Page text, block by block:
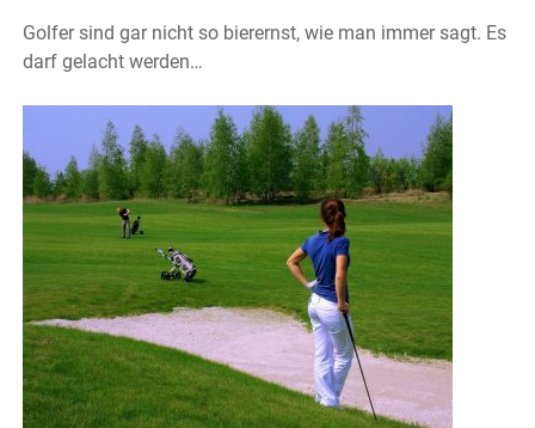
Golfer sind gar nicht so bierernst, wie man immer sagt. Es
darf gelacht werden…